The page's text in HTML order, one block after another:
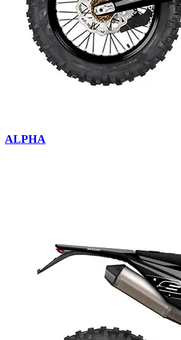
ALPHA